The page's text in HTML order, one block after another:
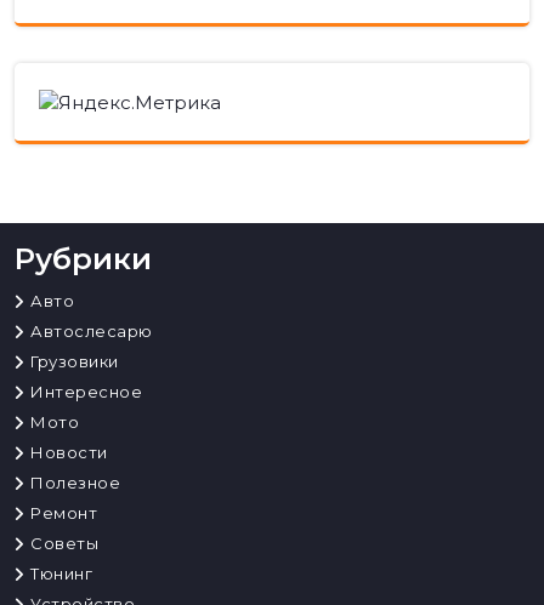
Рубрики
Авто
Автослесарю
Грузовики
Интересное
Мото
Новости
Полезное
Ремонт
Советы
Тюнинг